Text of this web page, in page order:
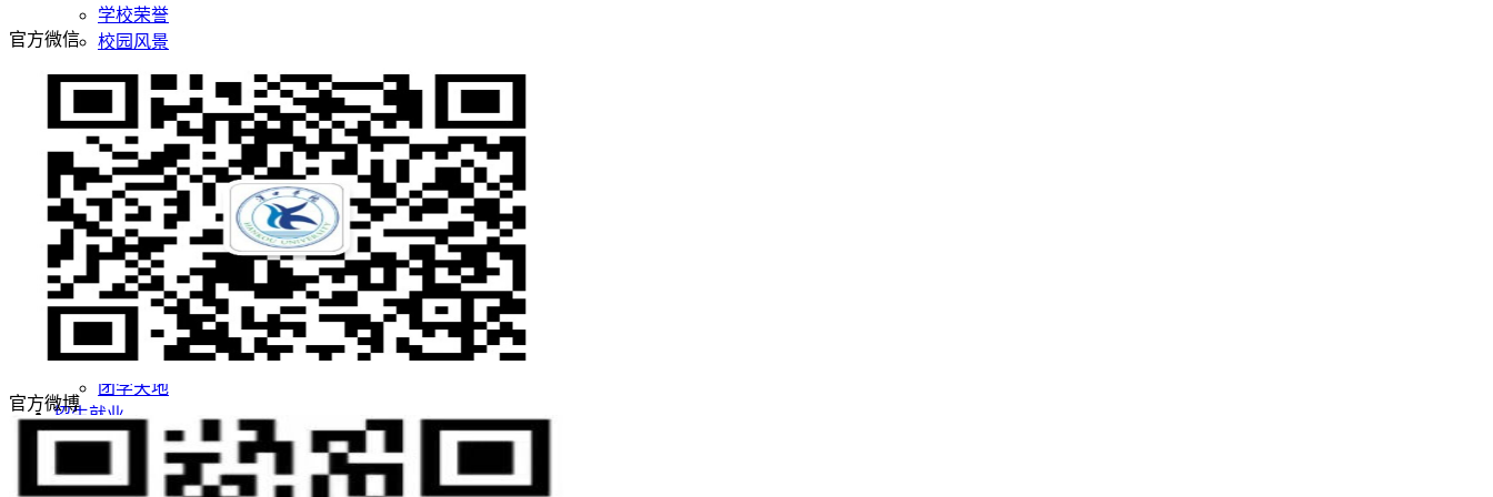
学校荣誉
校园风景
院系设置
管理机构
师资队伍
师资队伍概况
学者名师
名师风采
教学科研
教育教学
科学研究
党建阵地
团学天地
招生就业
招生网
官方微信
官方微博